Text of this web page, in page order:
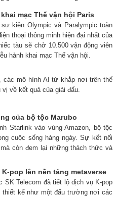
mạc Thế vận hội Paris
kiện Olympic và Paralympic toàn
thoại thông minh hiện đại nhất của
tàu sẽ chở 10.500 vận động viên
hành khai mạc Thế vận hội.
các mô hình AI từ khắp nơi trên thế
về kết quả của giải đấu.
của bộ tộc Marubo
Starlink vào vùng Amazon, bộ tộc
cuộc sống hàng ngày. Sự kết nối
còn đem lại những thách thức và
pop lên nền tảng metaverse
SK Telecom đã tiết lộ dịch vụ K-pop
kế như một đấu trường nơi các